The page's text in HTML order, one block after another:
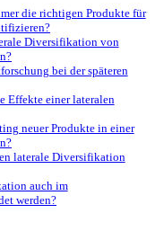
die richtigen Produkte für
⁣Diversifikation von
bei der ⁢späteren
Effekte einer lateralen
neuer Produkte in einer
laterale Diversifikation‍
auch ⁣im
⁤werden?